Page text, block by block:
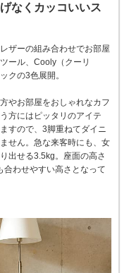
なくカッコいいス
ザーの組み合わせでお部屋
ール、Cooly（クーリ
クの3色展開。
やお部屋をおしゃれなカフ
方にはピッタリのアイテ
すので、3脚重ねてダイニ
せん。急な来客時にも、女
出せる3.5kg。座面の高さ
わせやすい高さとなって